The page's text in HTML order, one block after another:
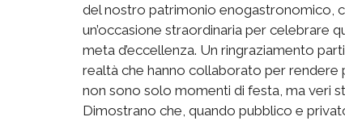
del nostro patrimonio enogastronomico,
un’occasione straordinaria per celebrare
meta d’eccellenza. Un ringraziamento
realtà che hanno collaborato per rendere
non sono solo momenti di festa, ma veri
Dimostrano che, quando pubblico e